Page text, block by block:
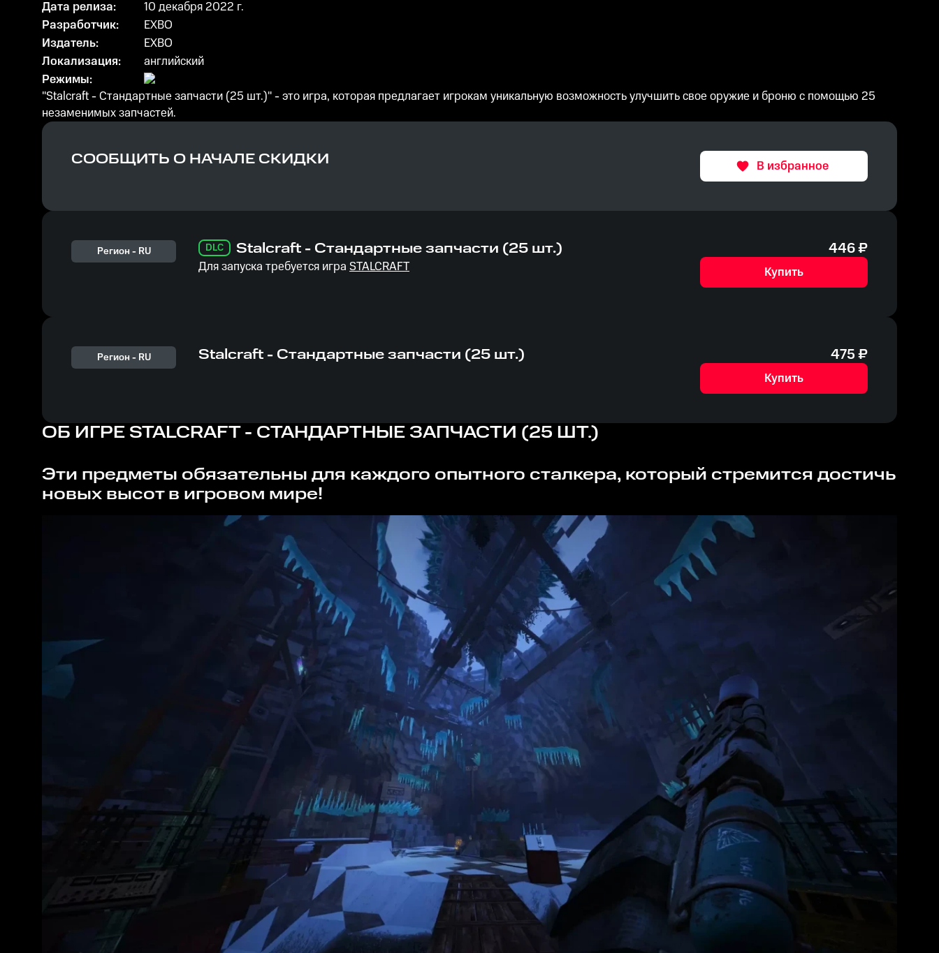
Дата релиза:
10 декабря 2022 г.
Разработчик:
EXBO
Издатель:
EXBO
Локализация:
английский
Режимы:
"Stalcraft - Стандартные запчасти (25 шт.)" - это игра, которая предлагает игрокам уникальную возможность улучшить свое оружие и броню с помощью 25
незаменимых запчастей.
СООБЩИТЬ О НАЧАЛЕ СКИДКИ В избранное
Регион - RU DLC Stalcraft - Стандартные запчасти (25 шт.)
Для запуска требуется игра STALCRAFT
446₽
Купить
Регион - RU Stalcraft - Стандартные запчасти (25 шт.) 475₽
Купить
ОБ ИГРЕ STALCRAFT - СТАНДАРТНЫЕ ЗАПЧАСТИ (25 ШТ.)
Эти предметы обязательны для каждого опытного сталкера, который стремится достичь
новых высот в игровом мире!